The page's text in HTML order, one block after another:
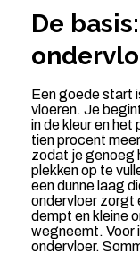
De
Een goede start
vloeren. Je
in de kleur en
tien procent
zodat je genoeg
plekken op te
een dunne laag
ondervloer zorgt
dempt en kleine
wegneemt. Voor
ondervloer.